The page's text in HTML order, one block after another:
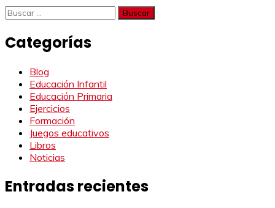
Buscar:
Categorías
Blog
Educación Infantil
Educación Primaria
Ejercicios
Formación
Juegos educativos
Libros
Noticias
Entradas recientes